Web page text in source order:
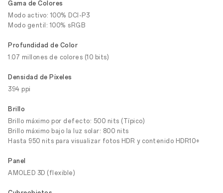
Gama de Colores
Modo activo: 100% DCI-P3
Modo gentil: 100% sRGB
Profundidad de Color
1.07 millones de colores (10 bits)
Densidad de Píxeles
394 ppi
Brillo
Brillo máximo por defecto: 500 nits (Típico)
Brillo máximo bajo la luz solar: 800 nits
Hasta 950 nits para visualizar fotos HDR y contenido HDR10+
Panel
AMOLED 3D (flexible)